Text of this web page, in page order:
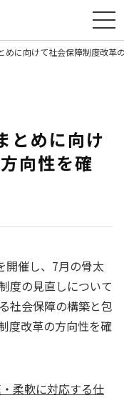
とめに向けて社会保障制
とめに向け
向性を確
開催し、7月の骨太
度の見直しについて
社会保障の構築と包
度改革の方向性を確
柔軟に対応する仕